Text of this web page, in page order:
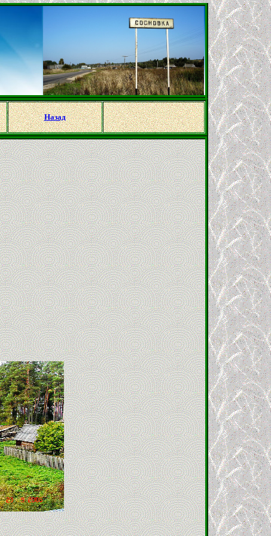
Назад